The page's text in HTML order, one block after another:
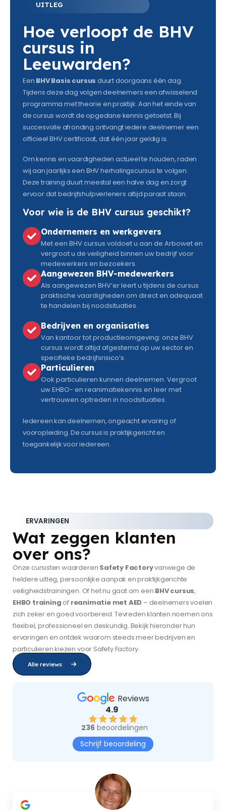
UITLEG
Hoe verloopt de BHV
cursus in
Leeuwarden?
Een BHV Basis cursus duurt doorgaans één dag.
Tijdens deze dag volgen deelnemers een afwisselend
programma met theorie en praktijk. Aan het einde van
de cursus wordt de opgedane kennis getoetst. Bij
succesvolle afronding ontvangt iedere deelnemer een
officieel BHV certificaat, dat één jaar geldig is.
Om kennis en vaardigheden actueel te houden, raden
wij aan jaarlijks een BHV herhalingscursus te volgen.
Deze training duurt meestal een halve dag en zorgt
ervoor dat bedrijfshulpverleners altijd paraat staan.
Voor wie is de BHV cursus geschikt?
Ondernemers en werkgevers
Met een BHV cursus voldoet u aan de Arbowet en
vergroot u de veiligheid binnen uw bedrijf voor
medewerkers en bezoekers.
Aangewezen BHV-medewerkers
Als aangewezen BHV’er leert u tijdens de cursus
praktische vaardigheden om direct en adequaat
te handelen bij noodsituaties.
Bedrijven en organisaties
Van kantoor tot productieomgeving: onze BHV
cursus wordt altijd afgestemd op uw sector en
specifieke bedrijfsrisico’s.
Particulieren
Ook particulieren kunnen deelnemen. Vergroot
uw EHBO- en reanimatiekennis en leer met
vertrouwen optreden in noodsituaties.
Iedereen kan deelnemen, ongeacht ervaring of
vooropleiding. De cursus is praktijkgericht en
toegankelijk voor iedereen.
ERVARINGEN
Wat zeggen klanten
over ons?
Onze cursisten waarderen Safety Factoryvanwege de
heldere uitleg, persoonlijke aanpak en praktijkgerichte
veiligheidstrainingen. Of het nu gaat om een BHV cursus,
EHBO training of reanimatie met AED – deelnemers voelen
zich zeker en goed voorbereid. Tevreden klanten noemen ons
flexibel, professioneel en deskundig. Bekijk hieronder hun
ervaringen en ontdek waarom steeds meer bedrijven en
particulieren kiezen voor Safety Factory.
Alle reviews
Reviews
4.9
236beoordelingen
Schrijf beoordeling